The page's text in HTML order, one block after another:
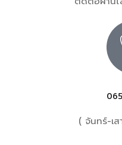
( จันทร์-เ